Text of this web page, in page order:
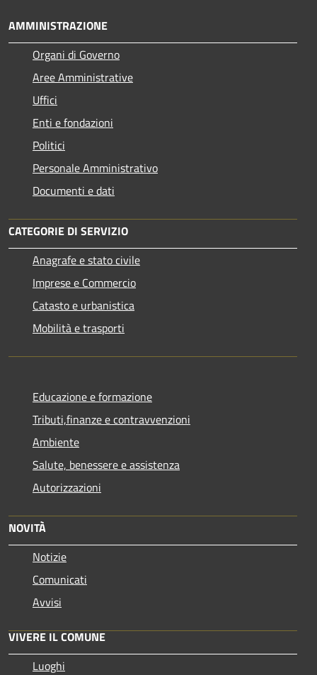
AMMINISTRAZIONE
Organi di Governo
Aree Amministrative
Uffici
Enti e fondazioni
Politici
Personale Amministrativo
Documenti e dati
CATEGORIE DI SERVIZIO
Anagrafe e stato civile
Imprese e Commercio
Catasto e urbanistica
Mobilità e trasporti
Educazione e formazione
Tributi,finanze e contravvenzioni
Ambiente
Salute, benessere e assistenza
Autorizzazioni
NOVITÀ
Notizie
Comunicati
Avvisi
VIVERE IL COMUNE
Luoghi